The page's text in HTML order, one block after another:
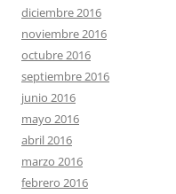
diciembre 2016
noviembre 2016
octubre 2016
septiembre 2016
junio 2016
mayo 2016
abril 2016
marzo 2016
febrero 2016